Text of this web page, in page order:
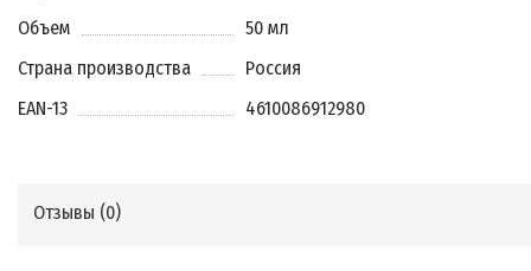
Объем
50 мл
Страна производства
Россия
EAN-13
4610086912980
Отзывы (0)